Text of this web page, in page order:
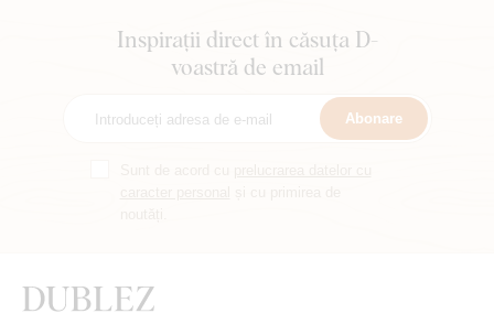
Inspirații direct în căsuța D-
voastră de email
Abonare